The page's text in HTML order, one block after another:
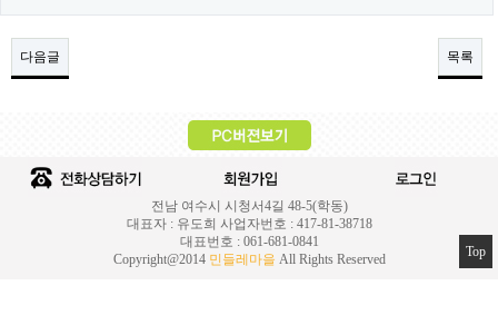
다음글 목록
전남 여수시 시청서4길 48-5(학동)
대표자 : 유도희 사업자번호 : 417-81-38718
대표번호 : 061-681-0841
Copyright@2014 민들레마을 All Rights Reserved Top